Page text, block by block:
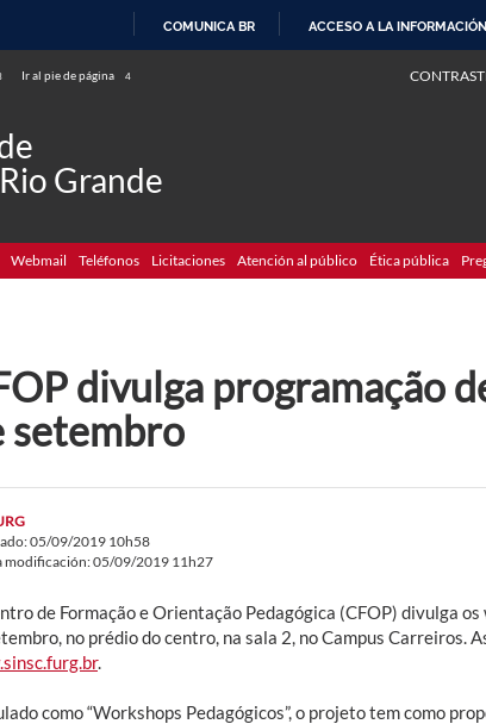
COMUNICA BR ACCESO A LA INFORMACIÓN
Ir al pie de página 4
Grande
Webmail Teléfonos Licitaciones Atención al público Ética pública
divulga programação
setembro
05/09/2019 10h58
modificación: 05/09/2019 11h27
de Formação e Orientação Pedagógica (CFOP) divulga
no prédio do centro, na sala 2, no Campus Carreiros.
.
como “Workshops Pedagógicos”, o projeto tem como